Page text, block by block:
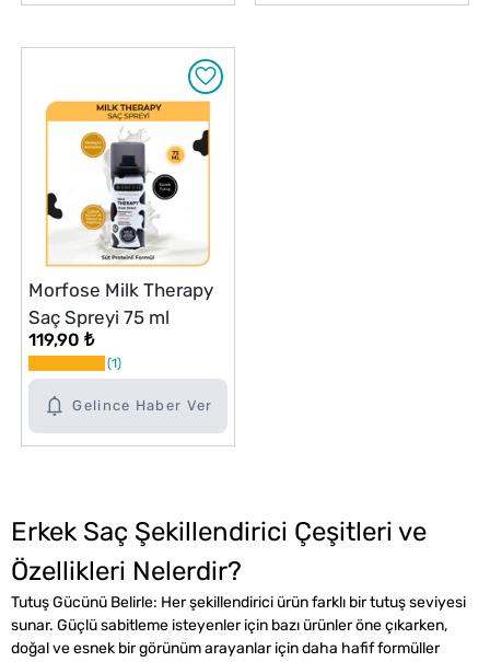
Gelince Haber Ver
Morfose Milk Therapy
Saç Spreyi 75 ml
119,90 ₺
1
Erkek Saç Şekillendirici Çeşitleri ve
Özellikleri Nelerdir?
Tutuş Gücünü Belirle: Her şekillendirici ürün farklı bir tutuş seviyesi
sunar. Güçlü sabitleme isteyenler için bazı ürünler öne çıkarken,
doğal ve esnek bir görünüm arayanlar için daha hafif formüller